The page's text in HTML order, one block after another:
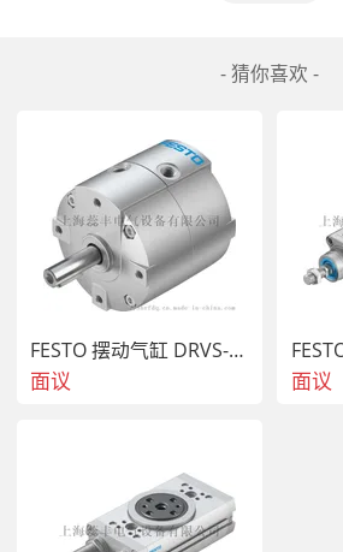
导轨材料：POM、TPE-E、高质合金钢
行程：10 mm
活塞直径：6 mm
- 猜你喜欢 -
FESTO 摆动气缸 DRVS-32-270-P
面议 面议